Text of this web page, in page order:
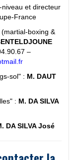
et directeur
France
boxing &
–
sol" : M. DAUT
" : M. DA SILVA
DA SILVA José